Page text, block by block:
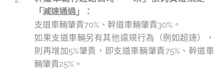
「減速通過」：
支道車輛肇責70%、幹道車輛肇責30%。
如果支道車輛另有其他違規行為（例如超速），
則再增加5%肇責，即支道車輛肇責75%、幹道車
輛肇責25%。